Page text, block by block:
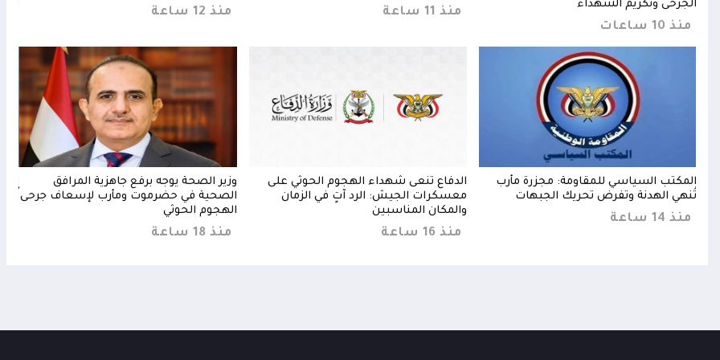
الجرحى وتكريم الشهداء
منذ 10 ساعات
منذ 11 ساعة منذ 12 ساعة
المكتب السياسي للمقاومة: مجزرة مأرب
تُنهي الهدنة وتفرض تحريك الجبهات
منذ 14 ساعة
الدفاع تنعى شهداء الهجوم الحوثي على
معسكرات الجيش: الرد آتٍ في الزمان
والمكان المناسبين
منذ 16 ساعة
وزير الصحة يوجه برفع جاهزية المرافق
الصحية في حضرموت ومأرب لإسعاف جرحى
الهجوم الحوثي
منذ 18 ساعة